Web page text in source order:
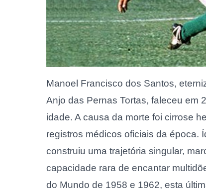
Manoel Francisco dos Santos,
Anjo das Pernas Tortas, faleceu em
idade. A causa da morte foi cirrose
registros médicos oficiais da época.
construiu uma trajetória singular,
capacidade rara de encantar
do Mundo de 1958 e 1962, esta